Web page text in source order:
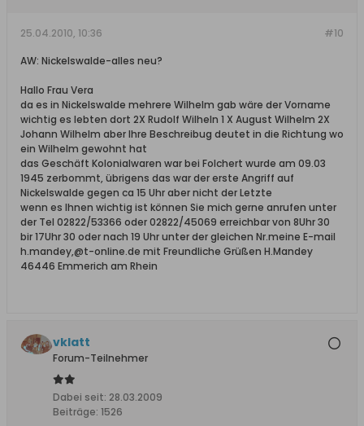
#10
25.04.2010, 10:36
AW: Nickelswalde-alles neu?
Hallo Frau Vera
da es in Nickelswalde mehrere Wilhelm gab wäre der Vorname
wichtig es lebten dort 2X Rudolf Wilheln 1 X August Wilhelm 2X
Johann Wilhelm aber Ihre Beschreibug deutet in die Richtung wo
ein Wilhelm gewohnt hat
das Geschäft Kolonialwaren war bei Folchert wurde am 09.03
1945 zerbommt, übrigens das war der erste Angriff auf
Nickelswalde gegen ca 15 Uhr aber nicht der Letzte
wenn es Ihnen wichtig ist können Sie mich gerne anrufen unter
der Tel 02822/53366 oder 02822/45069 erreichbar von 8Uhr 30
bir 17Uhr 30 oder nach 19 Uhr unter der gleichen Nr.meine E-mail
h.mandey,@t-online.de mit Freundliche Grüßen H.Mandey
46446 Emmerich am Rhein
vklatt
Forum-Teilnehmer
Dabei seit: 28.03.2009
Beiträge: 1526